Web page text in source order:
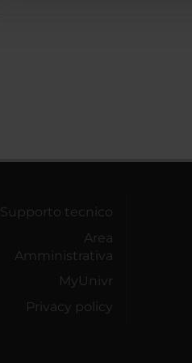
Supporto tecnico
Area
Amministrativa
MyUnivr
Privacy policy